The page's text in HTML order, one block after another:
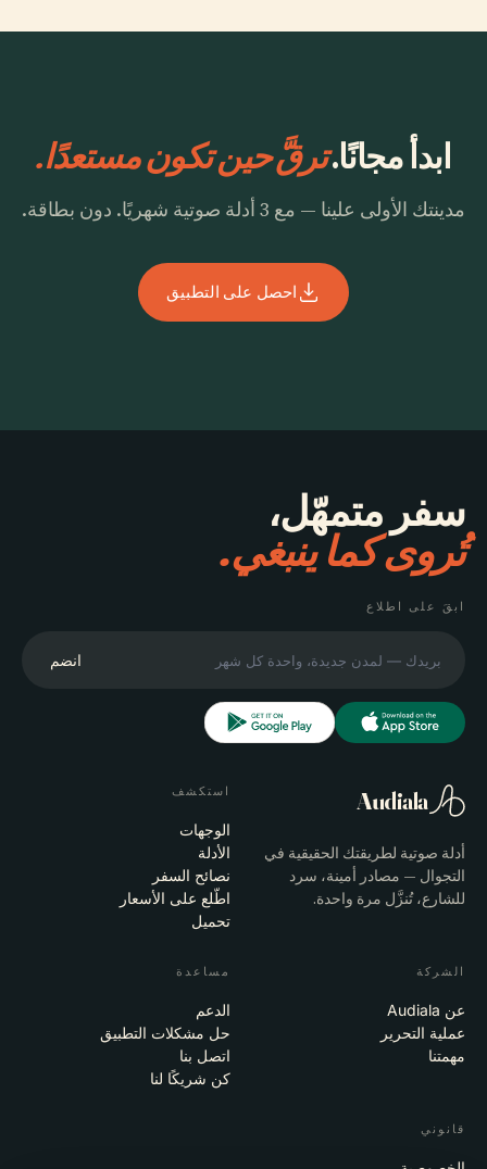
ابدأ مجانًا.ترقَّ حين تكون مستعدًا.
مدينتك الأولى علينا — مع 3 أدلة صوتية شهريًا. دون بطاقة.
احصل على التطبيق
سفر متمهّل،
تُروى كما ينبغي.
ابقَ على اطلاع
انضم
Audiala
أدلة صوتية لطريقتك الحقيقية في
التجوال — مصادر أمينة، سرد
للشارع، تُنزَّل مرة واحدة.
استكشف
الوجهات
الأدلة
نصائح السفر
اطّلع على الأسعار
تحميل
الشركة
عن Audiala
عملية التحرير
مهمتنا
مساعدة
الدعم
حل مشكلات التطبيق
اتصل بنا
كن شريكًا لنا
قانوني